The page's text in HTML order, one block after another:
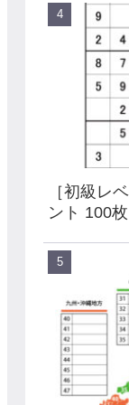
［初級レ
ント 100